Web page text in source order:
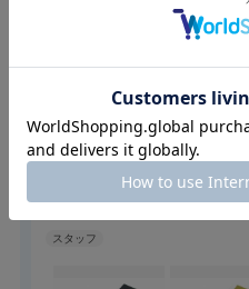
参
汎用性があり軽量で目